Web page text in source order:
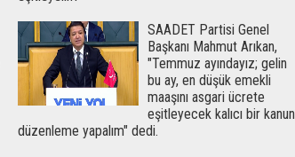
SAADET Partisi Genel
Başkanı Mahmut Arıkan,
"Temmuz ayındayız; gelin
bu ay, en düşük emekli
maaşını asgari ücrete
eşitleyecek kalıcı bir
düzenleme yapalım" dedi.